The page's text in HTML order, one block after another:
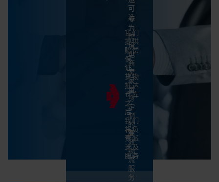
可
选
我们
提供
赔偿
保
证。
货物
抵达
仓库
之
后，
我们
将负
责派
送及
服务
专
为
跨
境
电
商
卖
家
量
身
定
制
的
高
效
物
流
服
务